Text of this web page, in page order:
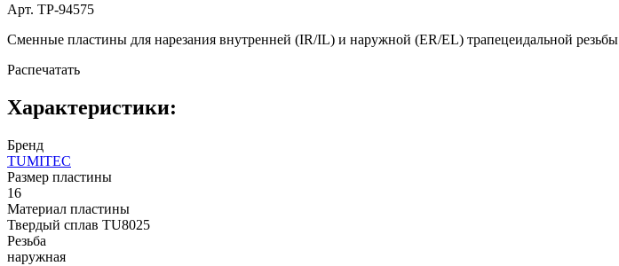
Арт. TP-94575
Сменные пластины для нарезания внутренней (IR/IL) и наружной (ER/EL) трапецеидальной резьбы
Распечатать
Характеристики:
Бренд
TUMITEC
Размер пластины
16
Материал пластины
Твердый сплав TU8025
Резьба
наружная